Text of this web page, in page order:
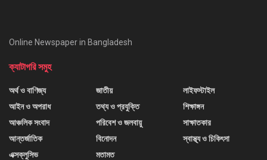
Online Newspaper in Bangladesh
ক্যাটাগরি সমুহ
অর্থ ও বাণিজ্য
আইন ও অপরাধ
আঞ্চলিক সংবাদ
আন্তর্জাতিক
এক্সক্লুসিভ
জাতীয়
তথ্য ও প্রযুক্তি
পরিবেশ ও জলবায়ু
বিনোদন
মতামত
লাইফস্টাইল
শিক্ষাঙ্গন
সাক্ষাতকার
স্বাস্থ্য ও চিকিৎসা